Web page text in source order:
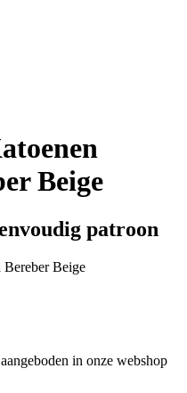
Beige
patroon
Beige
in onze webshop